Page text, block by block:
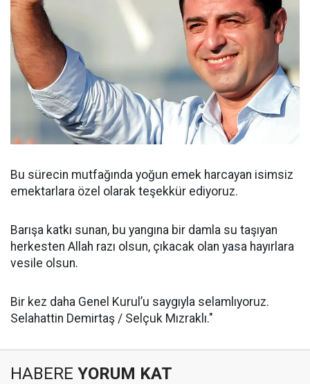
Bu sürecin mutfağında yoğun emek harcayan isimsiz
emektarlara özel olarak teşekkür ediyoruz.
Barışa katkı sunan, bu yangına bir damla su taşıyan
herkesten Allah razı olsun, çıkacak olan yasa hayırlara
vesile olsun.
Bir kez daha Genel Kurul’u saygıyla selamlıyoruz.
Selahattin Demirtaş / Selçuk Mızraklı."
HABERE YORUM KAT